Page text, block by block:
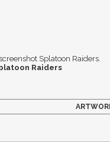
Splatoon Raiders.
Raiders